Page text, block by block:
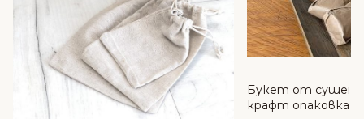
Букет от сушена
крафт опаковка |